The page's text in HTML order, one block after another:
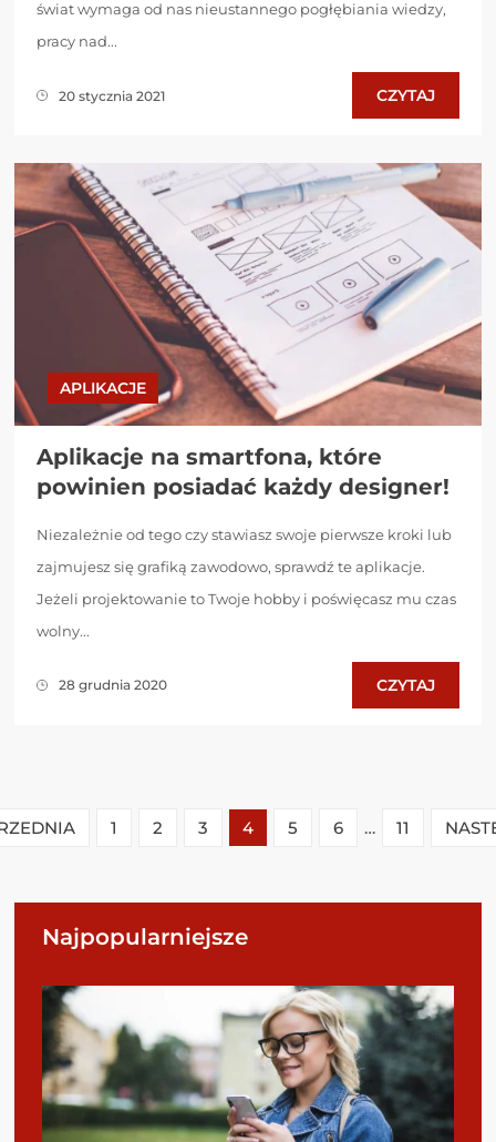
świat wymaga od nas nieustannego pogłębiania wiedzy,
pracy nad...
20 stycznia 2021 CZYTAJ
APLIKACJE
Aplikacje na smartfona, które
powinien posiadać każdy designer!
Niezależnie od tego czy stawiasz swoje pierwsze kroki lub
zajmujesz się grafiką zawodowo, sprawdź te aplikacje.
Jeżeli projektowanie to Twoje hobby i poświęcasz mu czas
wolny...
28 grudnia 2020 CZYTAJ
1 2 3 4 5 6 … 11
Najpopularniejsze